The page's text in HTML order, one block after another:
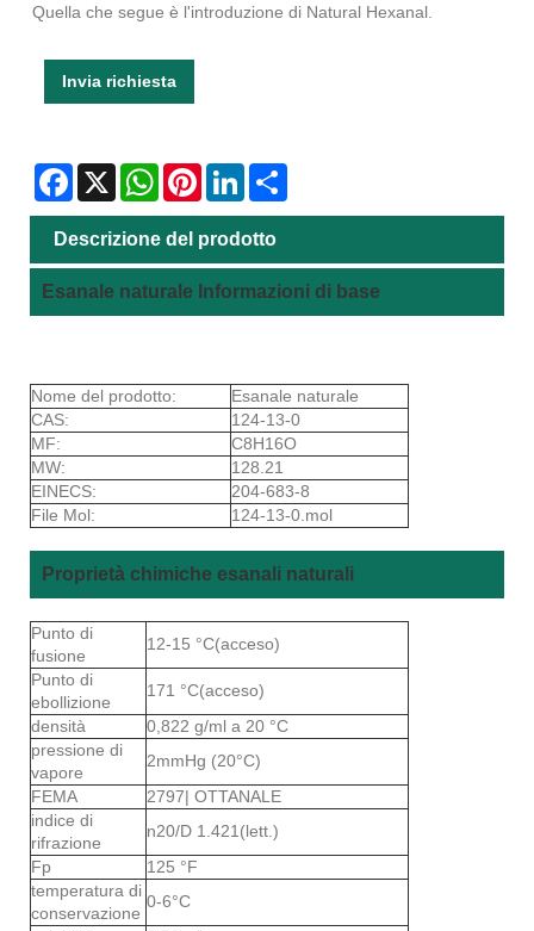
Quella che segue è l'introduzione di Natural Hexanal.
Invia richiesta
Facebook
X WhatsAppPinterestLinkedIn
Descrizione del prodotto
Esanale naturale Informazioni di base
Nome del prodotto:
Esanale naturale
CAS:
124-13-0
MF:
C8H16O
MW:
128.21
EINECS:
204-683-8
File Mol:
124-13-0.mol
Proprietà chimiche esanali naturali
Punto di
fusione
12-15 °C(acceso)
Punto di
ebollizione
171 °C(acceso)
densità
0,822 g/ml a 20 °C
pressione di
vapore
2mmHg (20°C)
FEMA
2797| OTTANALE
indice di
rifrazione
n20/D 1.421(lett.)
Fp
125 °F
temperatura di
conservazione
0-6°C